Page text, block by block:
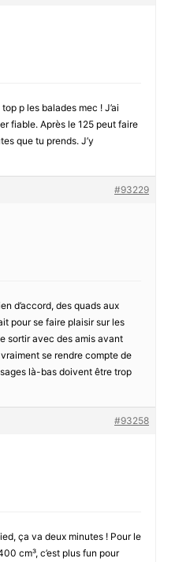
p les balades mec ! J’ai
fiable. Après le 125 peut faire
que tu prends. J’y
#93229
d’accord, des quads aux
pour se faire plaisir sur les
sortir avec des amis avant
vraiment se rendre compte de
là-bas doivent être trop
#93258
ça va deux minutes ! Pour le
cm³, c’est plus fun pour